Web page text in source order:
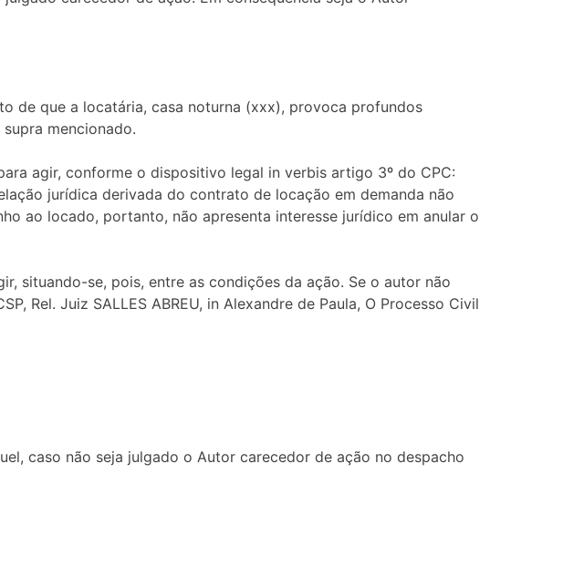
de que a locatária, casa noturna (xxx), provoca profundos
mencionado.
agir, conforme o dispositivo legal in verbis artigo 3º do CPC:
jurídica derivada do contrato de locação em demanda não
ao locado, portanto, não apresenta interesse jurídico em anular o
situando-se, pois, entre as condições da ação. Se o autor não
Rel. Juiz SALLES ABREU, in Alexandre de Paula, O Processo Civil
caso não seja julgado o Autor carecedor de ação no despacho